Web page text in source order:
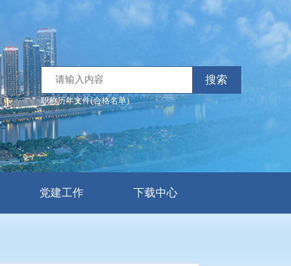
搜索
职称历年文件(合格名单)
党建工作 下载中心